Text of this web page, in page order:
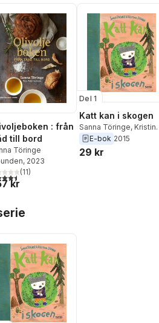
: från
till bord
Töringe
, 2023
utav 5 stjärnor. Totalt antal röster:
(11)
kr
Del 1
Katt kan i skogen
Sanna Töringe,
Digman
E-bok 2015
29 kr